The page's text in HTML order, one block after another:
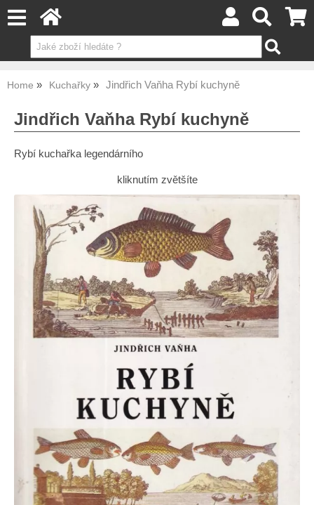
Home Kuchařky Jindřich Vaňha Rybí kuchyně
Jindřich Vaňha Rybí kuchyně
Rybí kuchařka legendárního
kliknutím zvětšíte